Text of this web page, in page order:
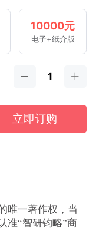
10000元
电子+纸介版
立即订购
唯一著作权，当
准“智研钧略”商